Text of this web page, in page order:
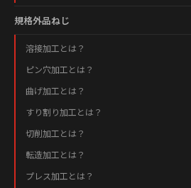
規格外品ねじ
溶接加工とは？
ピン穴加工とは？
曲げ加工とは？
すり割り加工とは？
切削加工とは？
転造加工とは？
プレス加工とは？